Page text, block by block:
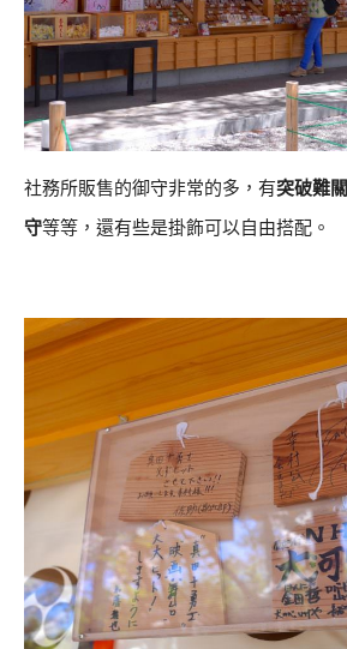
社務所販售的御守非常的多，有突破難關
守等等，還有些是掛飾可以自由搭配。